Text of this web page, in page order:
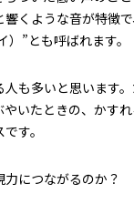
くような音が特徴
”とも呼ばれます。
も多いと思います
いたときの、かす
す。
につながるのか？